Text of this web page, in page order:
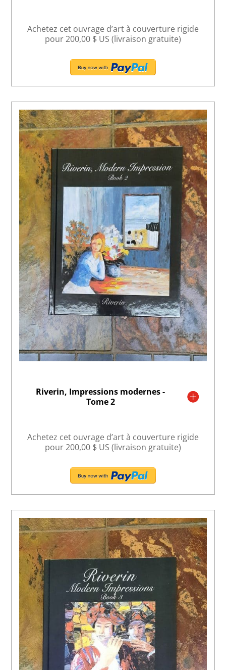
Achetez cet ouvrage d’art à couverture rigide
pour 200,00 $ US (livraison gratuite)
Riverin, Impressions modernes -
Tome 2
Achetez cet ouvrage d’art à couverture rigide
pour 200,00 $ US (livraison gratuite)